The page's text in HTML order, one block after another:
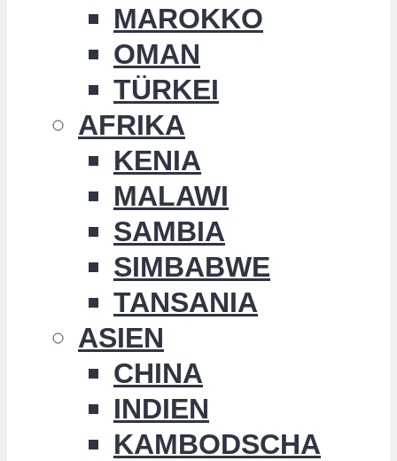
MAROKKO
OMAN
TÜRKEI
AFRIKA
KENIA
MALAWI
SAMBIA
SIMBABWE
TANSANIA
ASIEN
CHINA
INDIEN
KAMBODSCHA